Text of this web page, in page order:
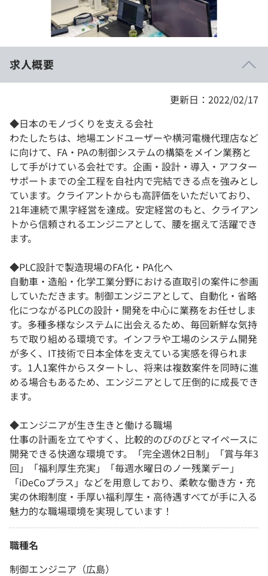
法人向けプラン
学校向けプラン
契約内容・クーポン
求人概要
更新日：2022/02/17
◆日本のモノづくりを支える会社
わたしたちは、地場エンドユーザーや横河電機代理店など
に向けて、FA・PAの制御システムの構築をメイン業務と
して手がけている会社です。企画・設計・導入・アフター
サポートまでの全工程を自社内で完結できる点を強みとし
ています。クライアントからも高評価をいただいており、
21年連続で黒字経営を達成。安定経営のもと、クライアン
トから信頼されるエンジニアとして、腰を据えて活躍でき
ます。
◆PLC設計で製造現場のFA化・PA化へ
自動車・造船・化学工業分野における直取引の案件に参画
していただきます。制御エンジニアとして、自動化・省略
化につながるPLCの設計・開発を中心に業務をお任せしま
す。多種多様なシステムに出会えるため、毎回新鮮な気持
ちで取り組める環境です。インフラや工場のシステム開発
が多く、IT技術で日本全体を支えている実感を得られま
す。1人1案件からスタートし、将来は複数案件を同時に進
める場合もあるため、エンジニアとして圧倒的に成長でき
ます。
◆エンジニアが生き生きと働ける職場
仕事の計画を立てやすく、比較的のびのびとマイペースに
開発できる快適な環境です。「完全週休2日制」「賞与年3
回」「福利厚生充実」「毎週水曜日のノー残業デー」
「iDeCoプラス」などを用意しており、柔軟な働き方・充
実の休暇制度・手厚い福利厚生・高待遇すべてが手に入る
魅力的な職場環境を実現しています！
職種名
制御エンジニア（広島）